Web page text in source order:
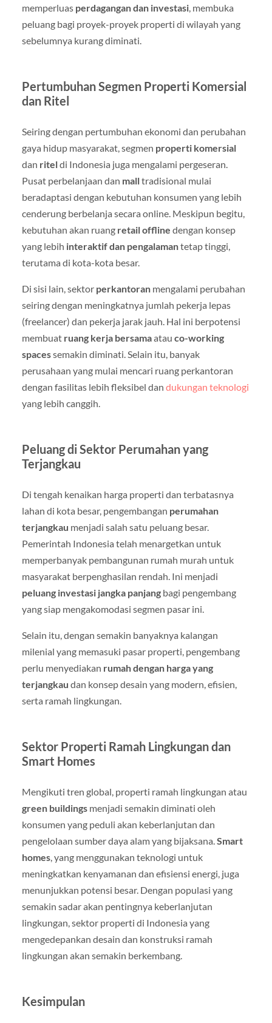
memperluas perdagangan dan investasi, membuka
peluang bagi proyek-proyek properti di wilayah yang
sebelumnya kurang diminati.
Pertumbuhan Segmen Properti Komersial
dan Ritel
Seiring dengan pertumbuhan ekonomi dan perubahan
gaya hidup masyarakat, segmen properti komersial
dan riteldi Indonesia juga mengalami pergeseran.
Pusat perbelanjaan dan malltradisional mulai
beradaptasi dengan kebutuhan konsumen yang lebih
cenderung berbelanja secara online. Meskipun begitu,
kebutuhan akan ruang retail offline dengan konsep
yang lebih interaktif dan pengalamantetap tinggi,
terutama di kota-kota besar.
Di sisi lain, sektor perkantoranmengalami perubahan
seiring dengan meningkatnya jumlah pekerja lepas
(freelancer) dan pekerja jarak jauh. Hal ini berpotensi
membuat ruang kerja bersamaatau co-working
spacessemakin diminati. Selain itu, banyak
perusahaan yang mulai mencari ruang perkantoran
dengan fasilitas lebih fleksibel dan dukungan teknologi
yang lebih canggih.
Peluang di Sektor Perumahan yang
Terjangkau
Di tengah kenaikan harga properti dan terbatasnya
lahan di kota besar, pengembangan perumahan
terjangkau menjadi salah satu peluang besar.
Pemerintah Indonesia telah menargetkan untuk
memperbanyak pembangunan rumah murah untuk
masyarakat berpenghasilan rendah. Ini menjadi
peluang investasi jangka panjangbagi pengembang
yang siap mengakomodasi segmen pasar ini.
Selain itu, dengan semakin banyaknya kalangan
milenial yang memasuki pasar properti, pengembang
perlu menyediakan rumah dengan harga yang
terjangkau dan konsep desain yang modern, efisien,
serta ramah lingkungan.
Sektor Properti Ramah Lingkungan dan
Smart Homes
Mengikuti tren global, properti ramah lingkungan atau
green buildingsmenjadi semakin diminati oleh
konsumen yang peduli akan keberlanjutan dan
pengelolaan sumber daya alam yang bijaksana.Smart
homes, yang menggunakan teknologi untuk
meningkatkan kenyamanan dan efisiensi energi, juga
menunjukkan potensi besar. Dengan populasi yang
semakin sadar akan pentingnya keberlanjutan
lingkungan, sektor properti di Indonesia yang
mengedepankan desain dan konstruksi ramah
lingkungan akan semakin berkembang.
Kesimpulan